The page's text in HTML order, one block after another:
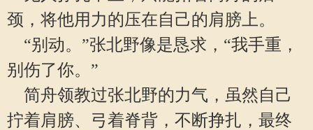
颈，将他用力的压在自己的肩膀上。
“别动。”张北野像是恳求，“我手重，
别伤了你。”
简舟领教过张北野的力气，虽然自己
拧着肩膀、弓着脊背，不断挣扎，最终